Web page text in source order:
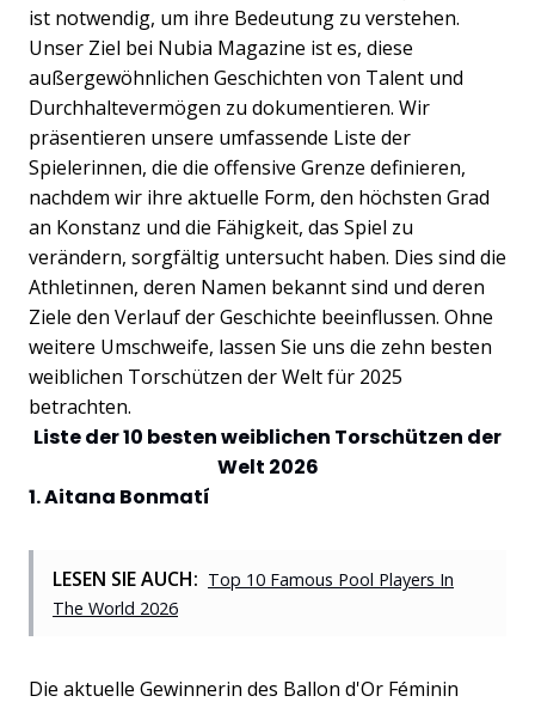
ist notwendig, um ihre Bedeutung zu verstehen.
Unser Ziel bei Nubia Magazine ist es, diese
außergewöhnlichen Geschichten von Talent und
Durchhaltevermögen zu dokumentieren. Wir
präsentieren unsere umfassende Liste der
Spielerinnen, die die offensive Grenze definieren,
nachdem wir ihre aktuelle Form, den höchsten Grad
an Konstanz und die Fähigkeit, das Spiel zu
verändern, sorgfältig untersucht haben. Dies sind die
Athletinnen, deren Namen bekannt sind und deren
Ziele den Verlauf der Geschichte beeinflussen. Ohne
weitere Umschweife, lassen Sie uns die zehn besten
weiblichen Torschützen der Welt für 2025
betrachten.
Liste der 10 besten weiblichen Torschützen der
Welt 2026
1. Aitana Bonmatí
LESEN SIE AUCH: Top 10 Famous Pool Players In
The World 2026
Die aktuelle Gewinnerin des Ballon d'Or Féminin